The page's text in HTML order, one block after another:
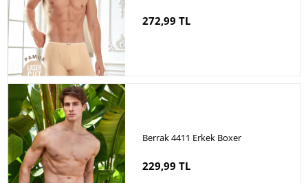
272,99 TL
Berrak 4411 Erkek Boxer
229,99 TL